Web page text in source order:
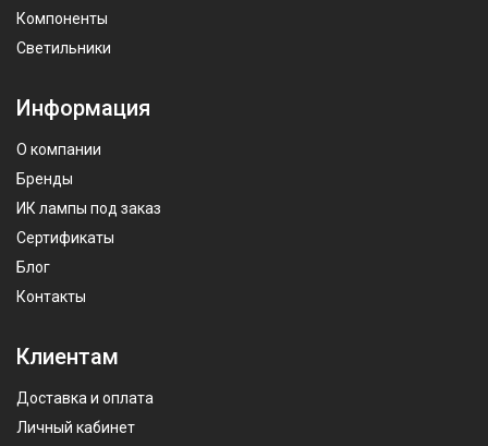
Компоненты
Светильники
Информация
О компании
Бренды
ИК лампы под заказ
Сертификаты
Блог
Контакты
Клиентам
Доставка и оплата
Личный кабинет